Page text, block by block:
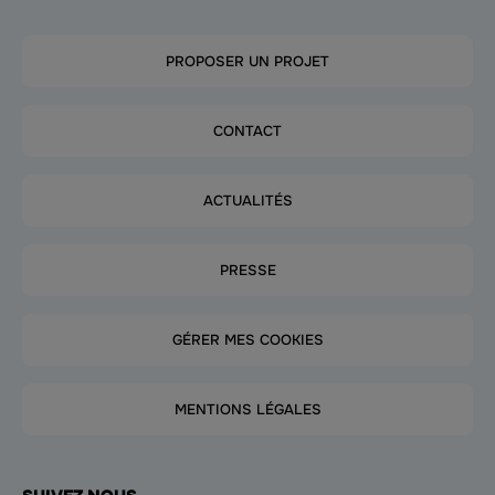
PROPOSER UN PROJET
CONTACT
ACTUALITÉS
PRESSE
GÉRER MES COOKIES
MENTIONS LÉGALES